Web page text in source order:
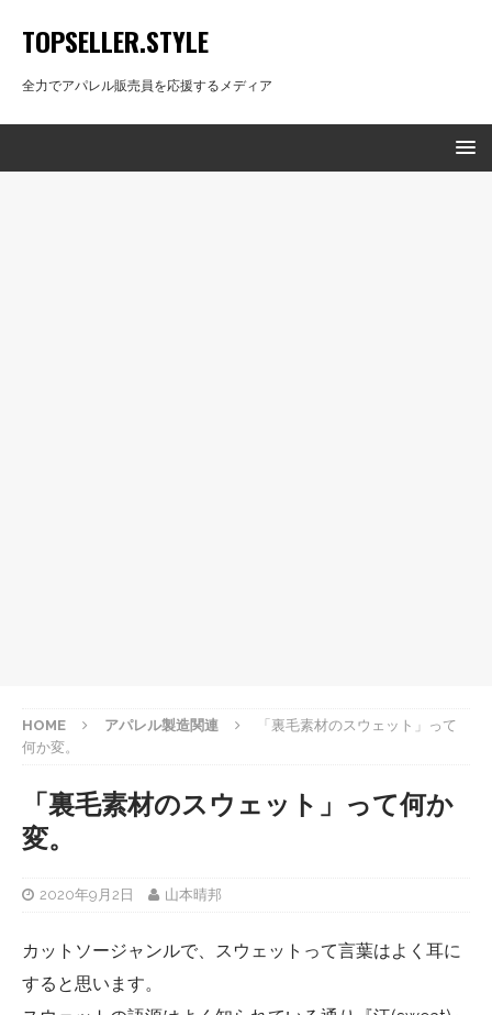
TOPSELLER.STYLE
全力でアパレル販売員を応援するメディア
HOME アパレル製造関連
「裏毛素材のスウェット」って
何か変。
「裏毛素材のスウェット」って何か
変。
2020年9月2日 山本晴邦
カットソージャンルで、スウェットって言葉はよく耳に
すると思います。